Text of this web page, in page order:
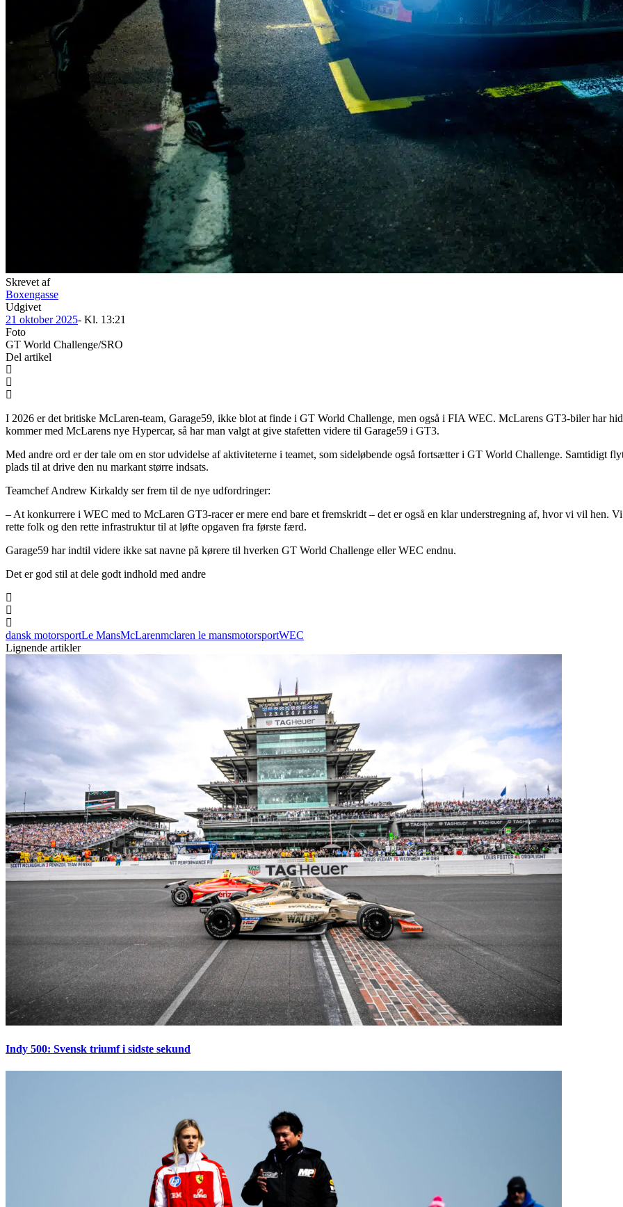
Skrevet af
Boxengasse
Udgivet
21 oktober 2025- Kl. 13:21
Foto
GT World Challenge/SRO
Del artikel
I 2026 er det britiske McLaren-team, Garage59, ikke blot at finde i GT World Challenge, men også i FIA WEC. McLarens GT3-biler har
kommer med McLarens nye Hypercar, så har man valgt at give stafetten videre til Garage59 i GT3.
Med andre ord er der tale om en stor udvidelse af aktiviteterne i teamet, som sideløbende også fortsætter i GT World Challenge. Samtidigt
plads til at drive den nu markant større indsats.
Teamchef Andrew Kirkaldy ser frem til de nye udfordringer:
– At konkurrere i WEC med to McLaren GT3-racer er mere end bare et fremskridt – det er også en klar understregning af, hvor vi vil hen.
rette folk og den rette infrastruktur til at løfte opgaven fra første færd.
Garage59 har indtil videre ikke sat navne på kørere til hverken GT World Challenge eller WEC endnu.
Det er god stil at dele godt indhold med andre
dansk motorsportLe MansMcLarenmclaren le mansmotorsportWEC
Lignende artikler
Indy 500: Svensk triumf i sidste sekund